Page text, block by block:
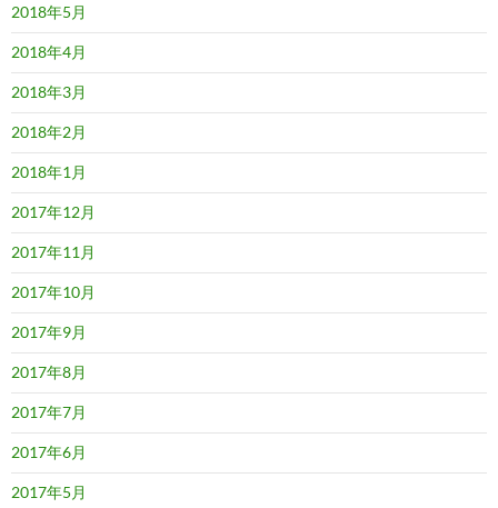
2018年5月
2018年4月
2018年3月
2018年2月
2018年1月
2017年12月
2017年11月
2017年10月
2017年9月
2017年8月
2017年7月
2017年6月
2017年5月